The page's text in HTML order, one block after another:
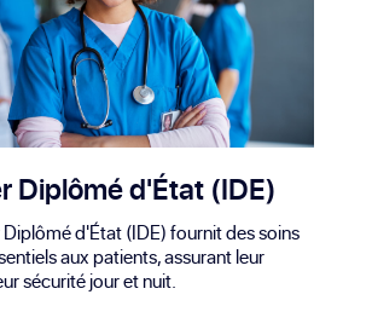
Diplômé d'État (IDE)
d'État (IDE) fournit des soins
aux patients, assurant leur
sécurité jour et nuit.